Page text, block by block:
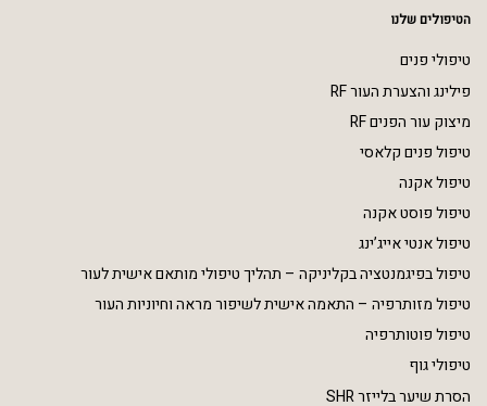
הטיפולים שלנו
טיפולי פנים
פילינג והצערת העור RF
מיצוק עור הפנים RF
טיפול פנים קלאסי
טיפול אקנה
טיפול פוסט אקנה
טיפול אנטי אייג’ינג
טיפול בפיגמנטציה בקליניקה – תהליך טיפולי מותאם אישית לעור
טיפול מזותרפיה – התאמה אישית לשיפור מראה וחיוניות העור
טיפול פוטותרפיה
טיפולי גוף
הסרת שיער בלייזר SHR